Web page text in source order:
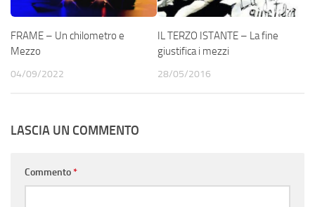
FRAME – Un chilometro e
Mezzo
04/09/2022
IL TERZO ISTANTE – La fine
giustifica i mezzi
28/05/2016
LASCIA UN COMMENTO
Commento*